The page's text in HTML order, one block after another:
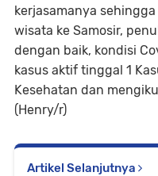
kerjasamanya
wisata ke Samosir,
dengan baik, kondisi
kasus aktif tinggal 1
Kesehatan dan
(Henry/r)
Artikel Selanjutnya